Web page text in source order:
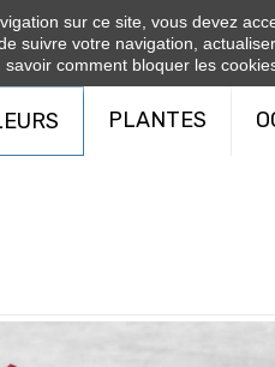
PLANTES
sur ce site, vous devez
suivre votre navigation,
savoir comment bloquer les